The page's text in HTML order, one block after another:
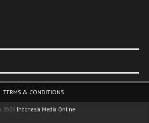
TERMS & CONDITIONS
2026 Indonesia Media Online